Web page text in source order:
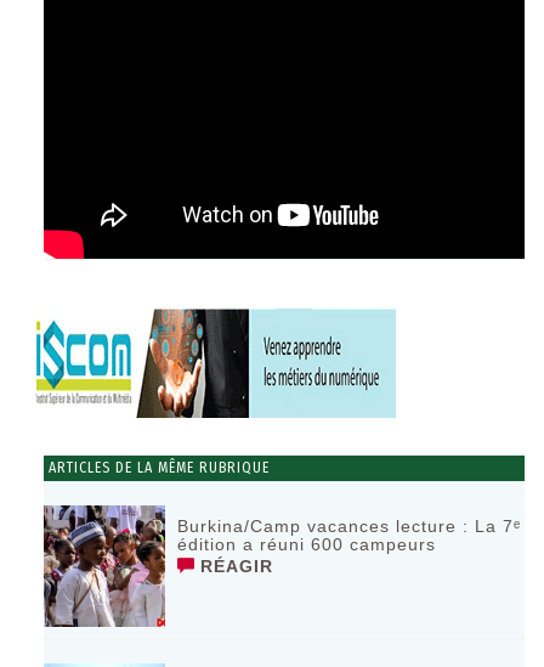
ARTICLES DE LA MÊME RUBRIQUE
Burkina/Camp vacances lecture : La 7ᵉ
édition a réuni 600 campeurs
RÉAGIR